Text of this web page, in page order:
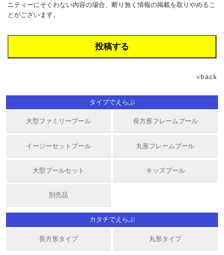
ニティーにそぐわない内容の場合、断り無く情報の掲載を取りやめるこ
とがございます。
タイプでえらぶ
大型ファミリープール 長方形フレームプール
イージーセットプール 丸形フレームプール
大型プールセット キッズプール
別売品
カタチでえらぶ
長方形タイプ 丸形タイプ